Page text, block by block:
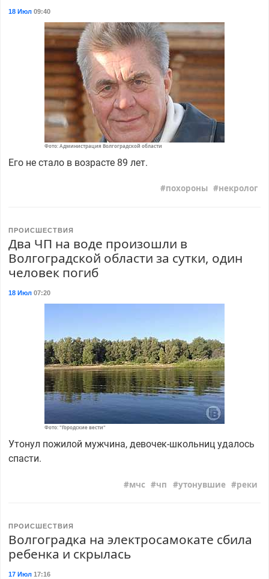
18 Июл09:40
Фото: Администрация Волгоградской области
Его не стало в возрасте 89 лет.
похороны некролог
ПРОИСШЕСТВИЯ
Два ЧП на воде произошли в
Волгоградской области за сутки, один
человек погиб
18 Июл07:20
Фото: "Городские вести"
Утонул пожилой мужчина, девочек-школьниц удалось
спасти.
мчс чп утонувшие реки
ПРОИСШЕСТВИЯ
Волгоградка на электросамокате сбила
ребенка и скрылась
17 Июл17:16